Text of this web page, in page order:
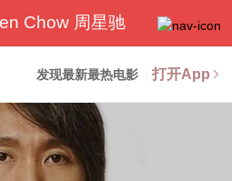
Chow 周星驰
发现最新最热电影 打开App